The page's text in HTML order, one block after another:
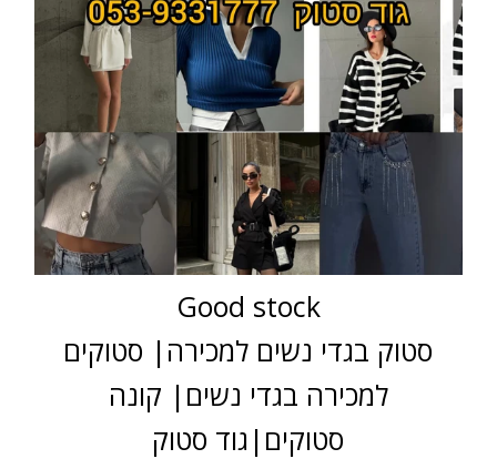
Good stock
סטוק בגדי נשים למכירה| סטוקים
למכירה בגדי נשים| קונה
סטוקים|גוד סטוק